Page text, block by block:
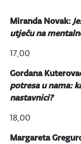
Miranda Novak:
utječu na
17,00
Gordana
potresa u nama:
nastavnici?
18,00
Margareta